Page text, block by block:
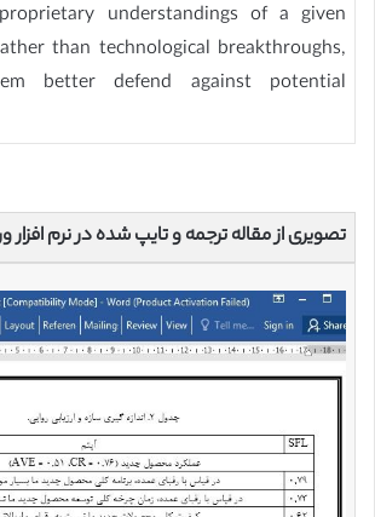
understandings of a given
than technological breakthroughs,
better defend against potential
تصویری از مقاله ترجمه و تایپ شده در نرم افزار